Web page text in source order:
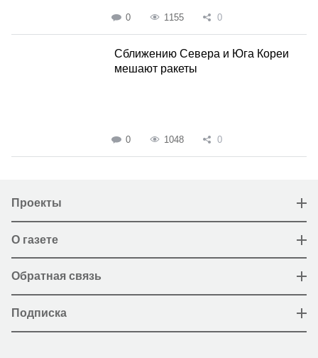
0 1155 0
Сближению Севера и Юга Кореи
мешают ракеты
0 1048 0
Проекты
О газете
Обратная связь
Подписка